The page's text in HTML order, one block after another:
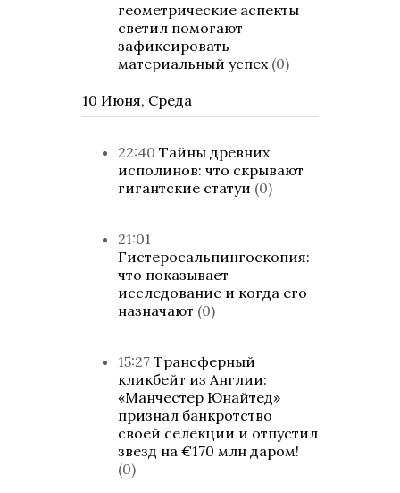
геометрические аспекты
светил помогают
зафиксировать
материальный успех (0)
10 Июня, Среда
22:40 Тайны древних
исполинов: что скрывают
гигантские статуи (0)
21:01
Гистеросальпингоскопия:
что показывает
исследование и когда его
назначают (0)
15:27 Трансферный
кликбейт из Англии:
«Манчестер Юнайтед»
признал банкротство
своей селекции и отпустил
звезд на €170 млн даром!
(0)